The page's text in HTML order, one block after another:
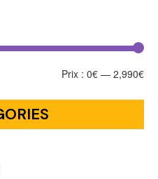
Prix : 0€ — 2,990€